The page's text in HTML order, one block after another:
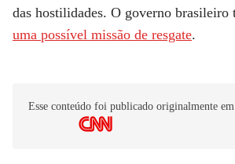
das hostilidades. O governo brasileiro
uma possível missão de resgate.
Esse conteúdo foi publicado originalmente em